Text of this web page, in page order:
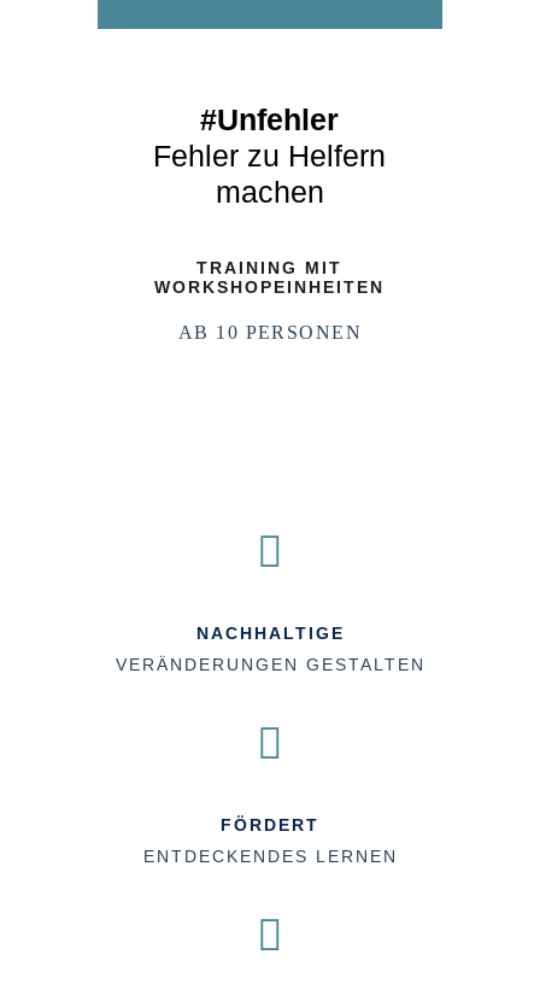
#Unfehler
Fehler zu Helfern
machen
TRAINING MIT
WORKSHOPEINHEITEN
AB 10 PERSONEN

NACHHALTIGE
VERÄNDERUNGEN GESTALTEN

FÖRDERT
ENTDECKENDES LERNEN
